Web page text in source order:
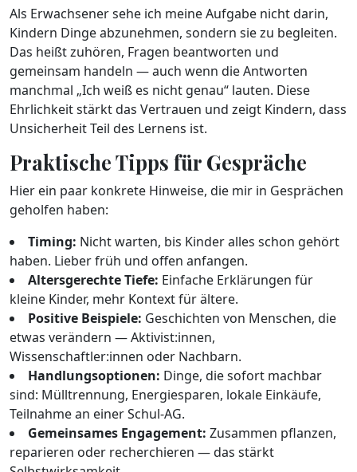
Als Erwachsener sehe ich meine Aufgabe nicht darin,
Kindern Dinge abzunehmen, sondern sie zu begleiten.
Das heißt zuhören, Fragen beantworten und
gemeinsam handeln — auch wenn die Antworten
manchmal „Ich weiß es nicht genau“ lauten. Diese
Ehrlichkeit stärkt das Vertrauen und zeigt Kindern, dass
Unsicherheit Teil des Lernens ist.
Praktische Tipps für Gespräche
Hier ein paar konkrete Hinweise, die mir in Gesprächen
geholfen haben:
Timing: Nicht warten, bis Kinder alles schon gehört
haben. Lieber früh und offen anfangen.
Altersgerechte Tiefe: Einfache Erklärungen für
kleine Kinder, mehr Kontext für ältere.
Positive Beispiele: Geschichten von Menschen, die
etwas verändern — Aktivist:innen,
Wissenschaftler:innen oder Nachbarn.
Handlungsoptionen: Dinge, die sofort machbar
sind: Mülltrennung, Energiesparen, lokale Einkäufe,
Teilnahme an einer Schul-AG.
Gemeinsames Engagement: Zusammen pflanzen,
reparieren oder recherchieren — das stärkt